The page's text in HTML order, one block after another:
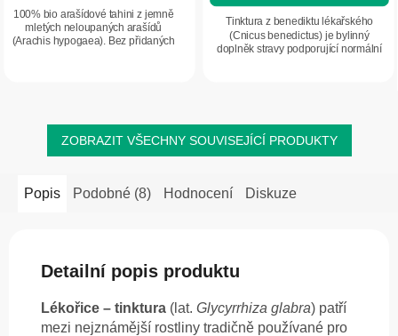
100% bio arašídové tahini z jemně
mletých neloupaných arašídů
(Arachis hypogaea). Bez přidaných
Tinktura z benediktu lékařského
(Cnicus benedictus) je bylinný
doplněk stravy podporující normální
ZOBRAZIT VŠECHNY SOUVISEJÍCÍ PRODUKTY
Popis Podobné (8) Hodnocení Diskuze
Detailní popis produktu
Lékořice – tinktura (lat. Glycyrrhiza glabra) patří
mezi nejznámější rostliny tradičně používané pro